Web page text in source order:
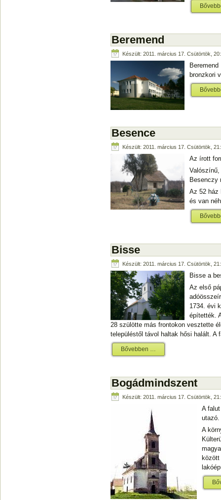
Beremend
Készült: 2011. március 17. Csütörtök,
bronzkori
Besence
Készült: 2011. március 17. Csütörtök,
Az írott
Valószínű,
Besenczy
Az 52 ház
és van
Bisse
Készült: 2011. március 17. Csütörtök,
Bisse a
Az első
1734. évi
építették.
28 szülötte más frontokon vesztette
településtől távol haltak hősi halált. A
Bővebben …
Bogádmindszent
Készült: 2011. március 17. Csütörtök,
A
utazó.
A